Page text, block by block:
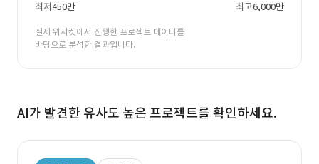
최저450만 최고6,000만
실제 위시켓에서 진행한 프로젝트 데이터를
바탕으로 분석한 결과입니다.
AI가 발견한 유사도 높은 프로젝트를 확인하세요.